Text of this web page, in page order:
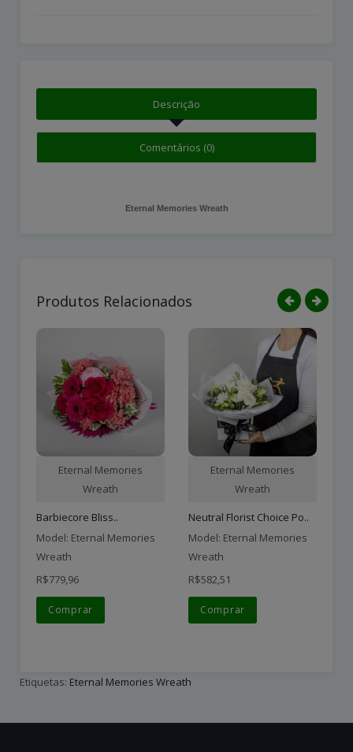
Descrição
Comentários (0)
Eternal Memories Wreath
Produtos Relacionados
Eternal Memories
Wreath
Barbiecore Bliss..
Model: Eternal Memories
Wreath
R$779,96
Comprar
Eternal Memories
Wreath
Neutral Florist Choice Po..
Model: Eternal Memories
Wreath
R$582,51
Comprar
Etiquetas: Eternal Memories Wreath